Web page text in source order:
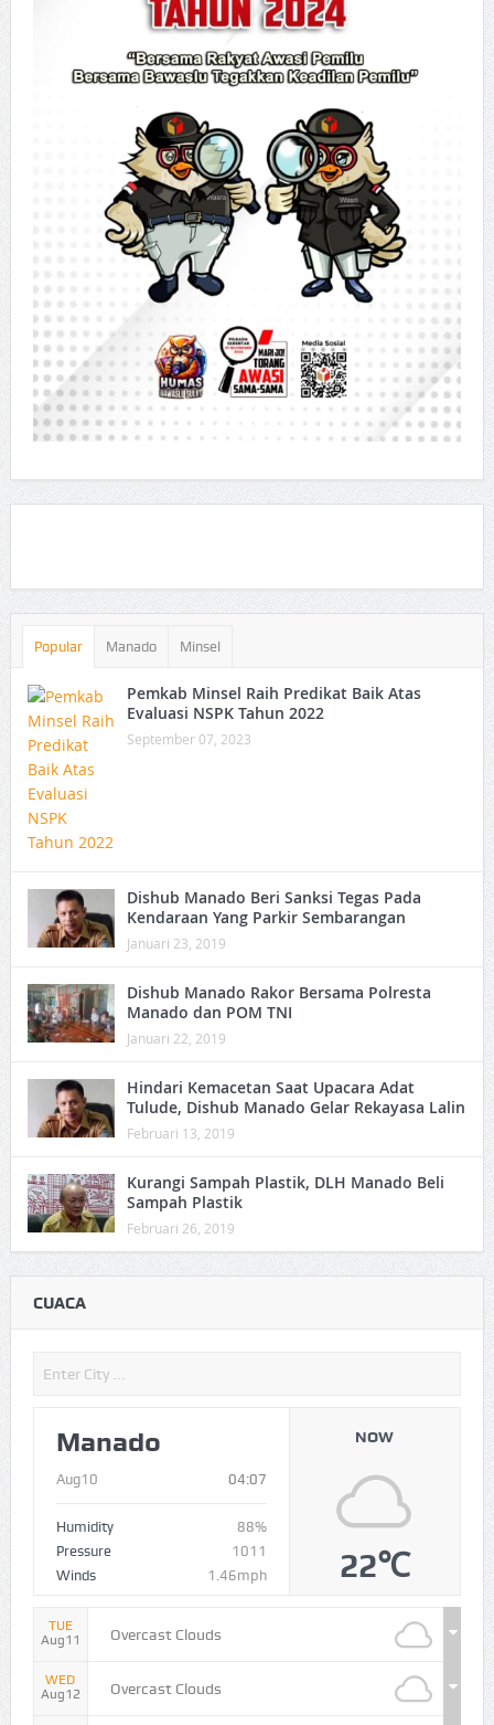
Popular Manado Minsel
Pemkab Minsel Raih Predikat Baik Atas
Evaluasi NSPK Tahun 2022
September 07, 2023
Dishub Manado Beri Sanksi Tegas Pada
Kendaraan Yang Parkir Sembarangan
Januari 23, 2019
Dishub Manado Rakor Bersama Polresta
Manado dan POM TNI
Januari 22, 2019
Hindari Kemacetan Saat Upacara Adat
Tulude, Dishub Manado Gelar Rekayasa Lalin
Februari 13, 2019
Kurangi Sampah Plastik, DLH Manado Beli
Sampah Plastik
Februari 26, 2019
CUACA
Manado
Aug10 04:07
Humidity
88%
Pressure
1011
Winds
1.46mph
NOW
22℃
TUE
Aug11
Overcast Clouds
WED
Aug12
Overcast Clouds